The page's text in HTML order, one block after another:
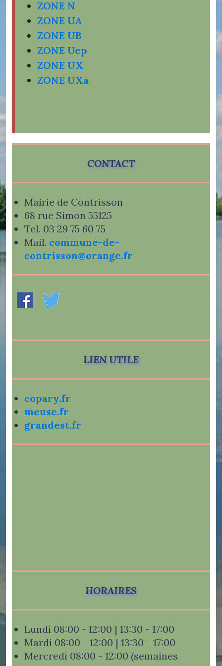
ZONE N
ZONE UA
ZONE UB
ZONE Uep
ZONE UX
ZONE UXa
CONTACT
Mairie de Contrisson
68 rue Simon 55125
Tel. 03 29 75 60 75
Mail. commune-de-
contrisson@orange.fr
LIEN UTILE
copary.fr
meuse.fr
grandest.fr
HORAIRES
Lundi 08:00 - 12:00 | 13:30 - 17:00
Mardi 08:00 - 12:00 | 13:30 - 17:00
Mercredi 08:00 - 12:00 (semaines